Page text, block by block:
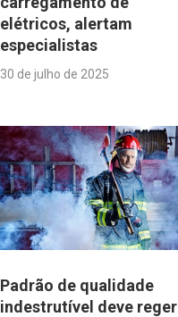
elétricos, alertam
especialistas
30 de julho de 2025
Padrão de qualidade
indestrutível deve reger